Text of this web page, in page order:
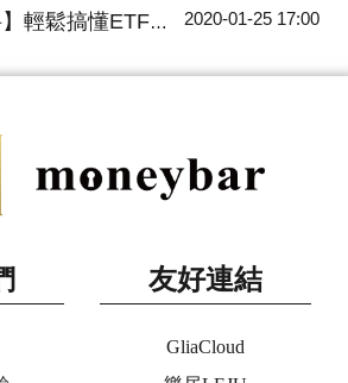
懂ETF追蹤指數的三種方式 2020-01-25 17:00
友好連結
GliaCloud